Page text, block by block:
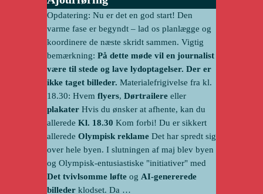
Opdatering: Nu er det en god start! Den
varme fase er begyndt – lad os planlægge og
koordinere de næste skridt sammen. Vigtig
bemærkning: På dette møde vil en journalist
være til stede og lave lydoptagelser. Der er
ikke taget billeder. Materialefrigivelse fra kl.
18.30: Hvem flyers, Dørtrailereeller
plakaterHvis du ønsker at afhente, kan du
allerede Kl. 18.30 Kom forbi! Du er sikkert
allerede Olympisk reklameDet har spredt sig
over hele byen. I slutningen af maj blev byen
og Olympisk-entusiastiske "initiativer" med
Det tvivlsomme løfteog AI-genererede
billederklodset. Da …